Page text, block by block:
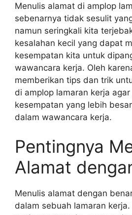
Menulis alamat di amplop
sebenarnya tidak sesulit
namun seringkali kita
kesalahan kecil yang dapat
kesempatan kita untuk
wawancara kerja. Oleh
memberikan tips dan trik
di amplop lamaran kerja
kesempatan yang lebih
dalam wawancara kerja.
Pentingnya
Alamat
Menulis alamat dengan
dalam sebuah lamaran kerja.